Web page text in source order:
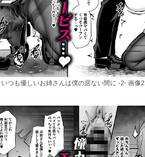
いつも優しいお姉さんは僕の居ない間に -2- 画像2